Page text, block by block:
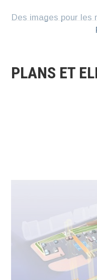
Aller
Des images pour les
PLANS ET